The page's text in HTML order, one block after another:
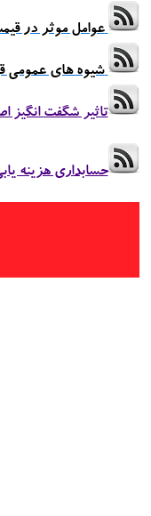
عوامل موثر در
شیوه های عمومی
تاثیر شگفت انگیز
حسابداری هزینه